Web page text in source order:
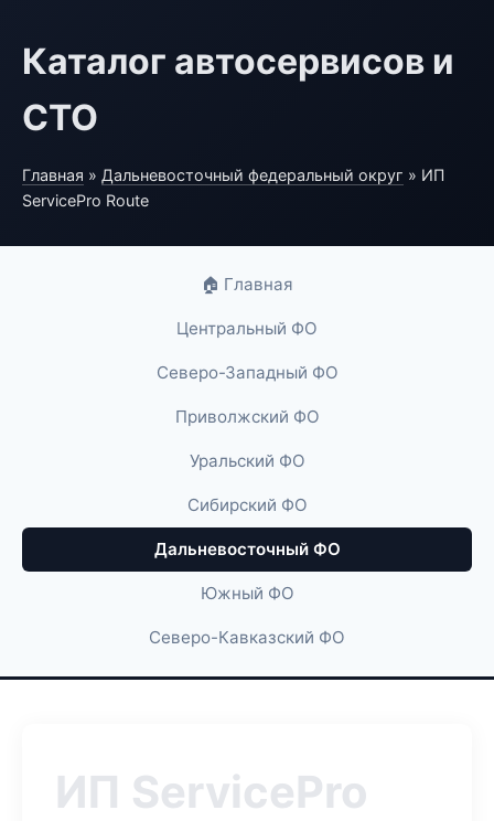
Каталог автосервисов и
СТО
Главная » Дальневосточный федеральный округ » ИП
ServicePro Route
🏠 Главная
Центральный ФО
Северо-Западный ФО
Приволжский ФО
Уральский ФО
Сибирский ФО
Дальневосточный ФО
Южный ФО
Северо-Кавказский ФО
ИП ServicePro